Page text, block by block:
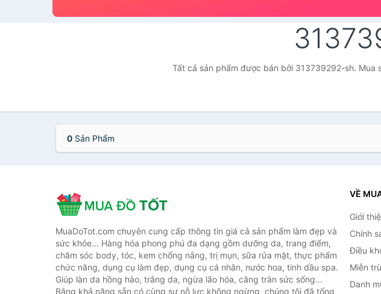
Tất cả sản phẩm được bán bởi 313739292-sh. Mua
0 Sản Phẩm
MuaDoTot.com chuyên cung cấp thông tin giá cả sản phẩm làm đẹp và
sức khỏe... Hàng hóa phong phú đa dạng gồm dưỡng da, trang điểm,
chăm sóc body, tóc, kem chống nắng, trị mụn, sữa rửa mặt, thực phẩm
chức năng, dụng cụ làm đẹp, dụng cụ cá nhân, nước hoa, tinh dầu spa.
Giúp làn da hồng hào, trắng da, ngừa lão hóa, căng tràn sức sống...
Bằng khả năng sẵn có cùng sự nỗ lực không ngừng, chúng tôi đã tổng
VỀ
Giới
Chính
Điều
Miễn
Danh